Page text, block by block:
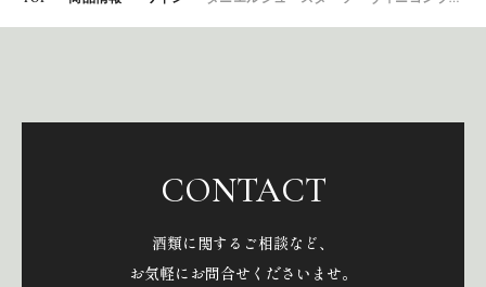
CONTACT
酒類に関するご相談など、
お気軽にお問合せくださいませ。